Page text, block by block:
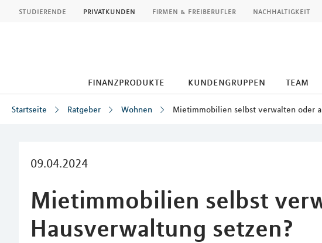
studierende privatkunden firmen & freiberufler nachhaltigkeit
finanzprodukte kundengruppen team
Startseite Ratgeber Wohnen Mietimmobilien selbst verwalten oder
09.04.2024
Mietimmobilien selbst
Hausverwaltung setzen?